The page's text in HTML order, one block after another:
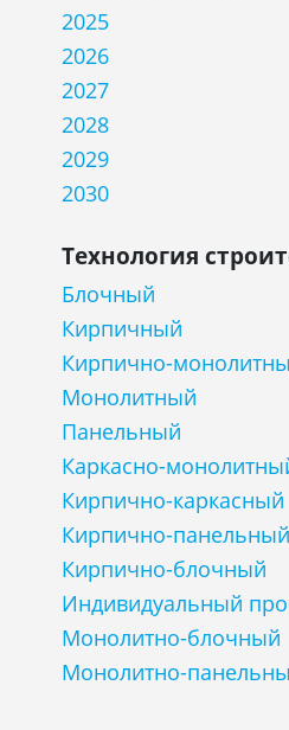
2025
2026
2027
2028
2029
2030
Технология
Блочный
Кирпичный
Кирпично-
Монолитный
Панельный
Каркасно-
Кирпично-каркасный
Кирпично-панельный
Кирпично-блочный
Индивидуальный
Монолитно-блочный
Монолитно-